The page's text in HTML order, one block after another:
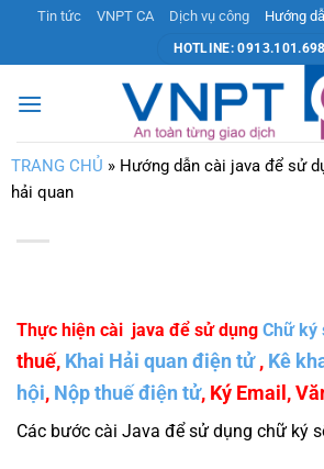
nội
dung
Tin tức VNPT CA Dịch vụ công Hướng
HOTLINE: 0913.101.698
TRANG CHỦ » Hướng dẫn cài java để sử
hải quan
Thực hiện cài java để sử dụng Chữ ký
thuế, Khai Hải quan điện tử, Kê
hội, Nộp thuế điện tử, Ký Email,
Các bước cài Java để sử dụng chữ ký